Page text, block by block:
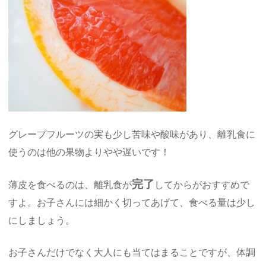
グレープフルーツの実も少し苦味や酸味があり、離乳食に
使うのは他の果物よりやや遅いです！
薄皮を食べるのは、離乳食が完了 してからがおすすめで
すよ。お子さんには細かく切ってあげて、食べる量は少し
にしましょう。
お子さんだけでなく大人にも当てはまることですが、体調